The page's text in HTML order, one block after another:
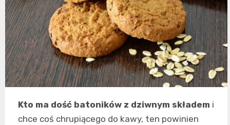
Kto ma dość batoników z dziwnym składem i
chce coś chrupiącego do kawy, ten powinien